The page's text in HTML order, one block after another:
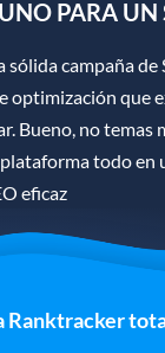
PARA UN
campaña de
optimización que
Bueno, no temas
todo en
eficaz
Ranktracker